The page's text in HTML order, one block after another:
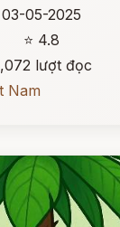
03-05-2025
⭐ 4.8
lượt đọc
Nam